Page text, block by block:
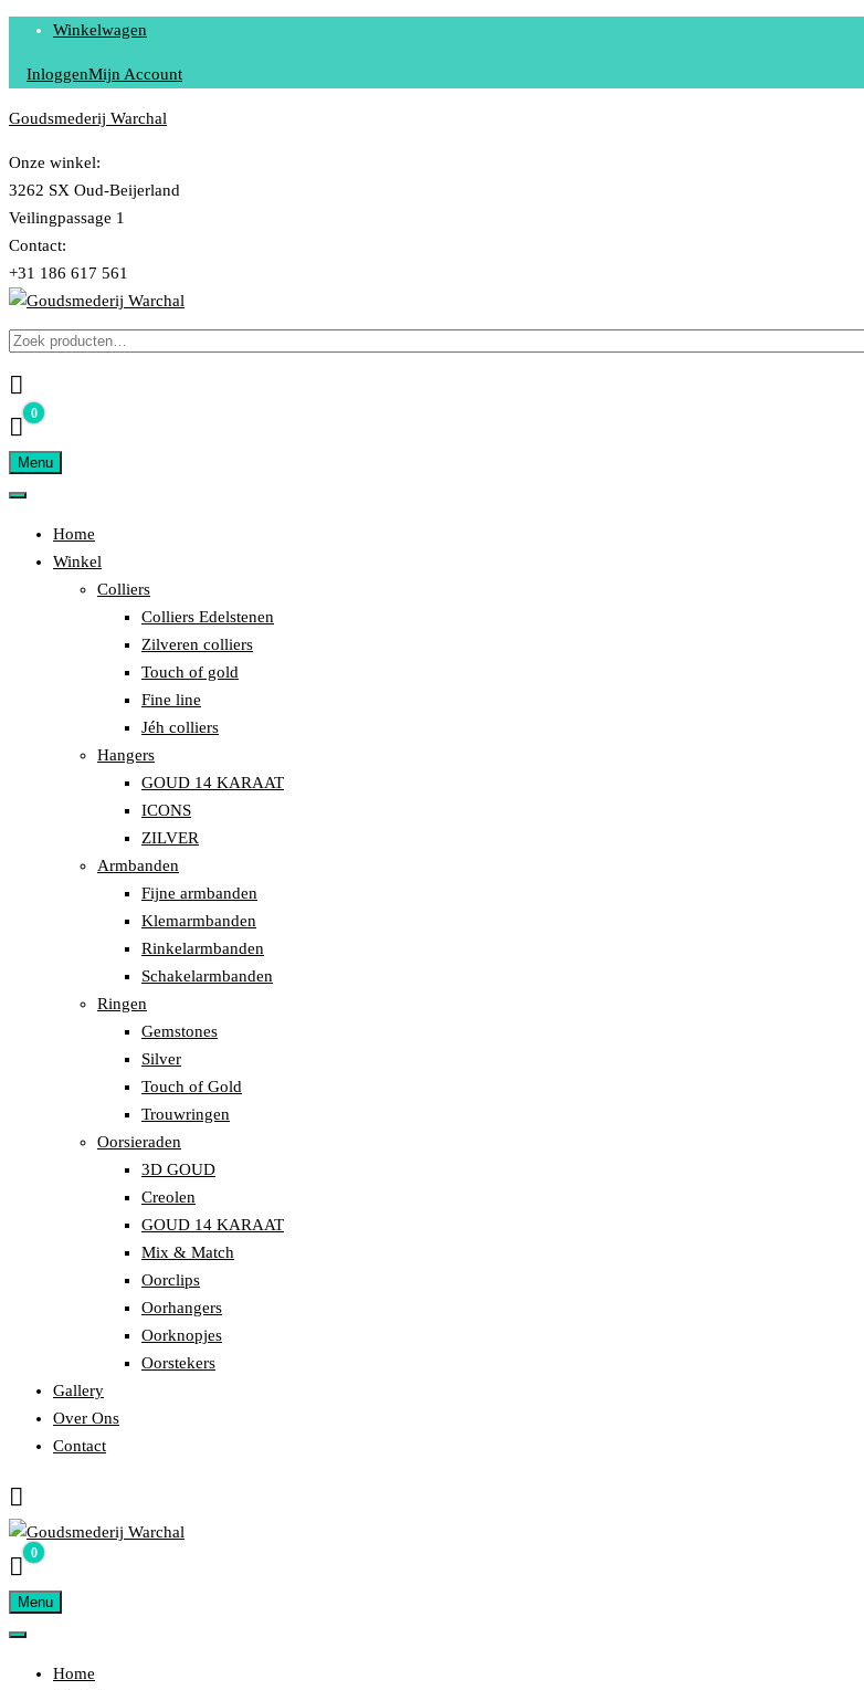
Skip
content
Winkelwagen
InloggenMijn Account
Goudsmederij Warchal
Onze winkel:
3262 SX Oud-Beijerland
Veilingpassage 1
Contact:
+31 186 617 561
GOUDSMEDERIJ WARCHAL
Ontwerpen – Vervaardigen – Vermaken – Repareren van Sieraden
Zoeken
naar:
€ 0,00
0
Menu
Home
Winkel
Colliers
Colliers Edelstenen
Zilveren colliers
Touch of gold
Fine line
Jéh colliers
Hangers
GOUD 14 KARAAT
ICONS
ZILVER
Armbanden
Fijne armbanden
Klemarmbanden
Rinkelarmbanden
Schakelarmbanden
Ringen
Gemstones
Silver
Touch of Gold
Trouwringen
Oorsieraden
3D GOUD
Creolen
GOUD 14 KARAAT
Mix & Match
Oorclips
Oorhangers
Oorknopjes
Oorstekers
Gallery
Over Ons
Contact
GOUDSMEDERIJ WARCHAL
Ontwerpen – Vervaardigen – Vermaken – Repareren van Sieraden
€ 0,00
0
Menu
Home